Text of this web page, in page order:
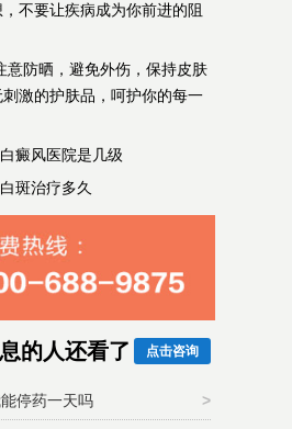
不要让疾病成为你前进的阻
意防晒，避免外伤，保持皮肤
激的护肤品，呵护你的每一
癜风医院是几级
斑治疗多久
点击咨询
的人还看了
停药一天吗 >